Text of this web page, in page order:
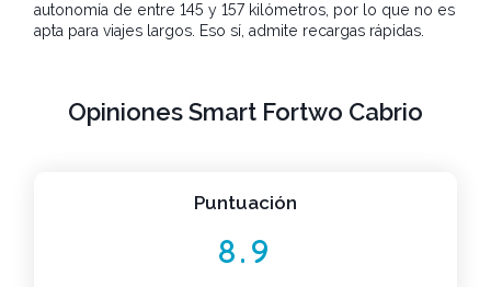
autonomía de entre 145 y 157 kilómetros, por lo que no es
apta para viajes largos. Eso sí, admite recargas rápidas.
Opiniones Smart Fortwo Cabrio
Puntuación
8.9